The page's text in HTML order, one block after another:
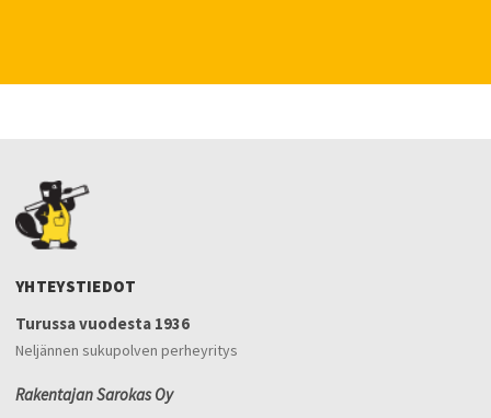
YHTEYSTIEDOT
Turussa vuodesta 1936
Neljännen sukupolven perheyritys
Rakentajan Sarokas Oy